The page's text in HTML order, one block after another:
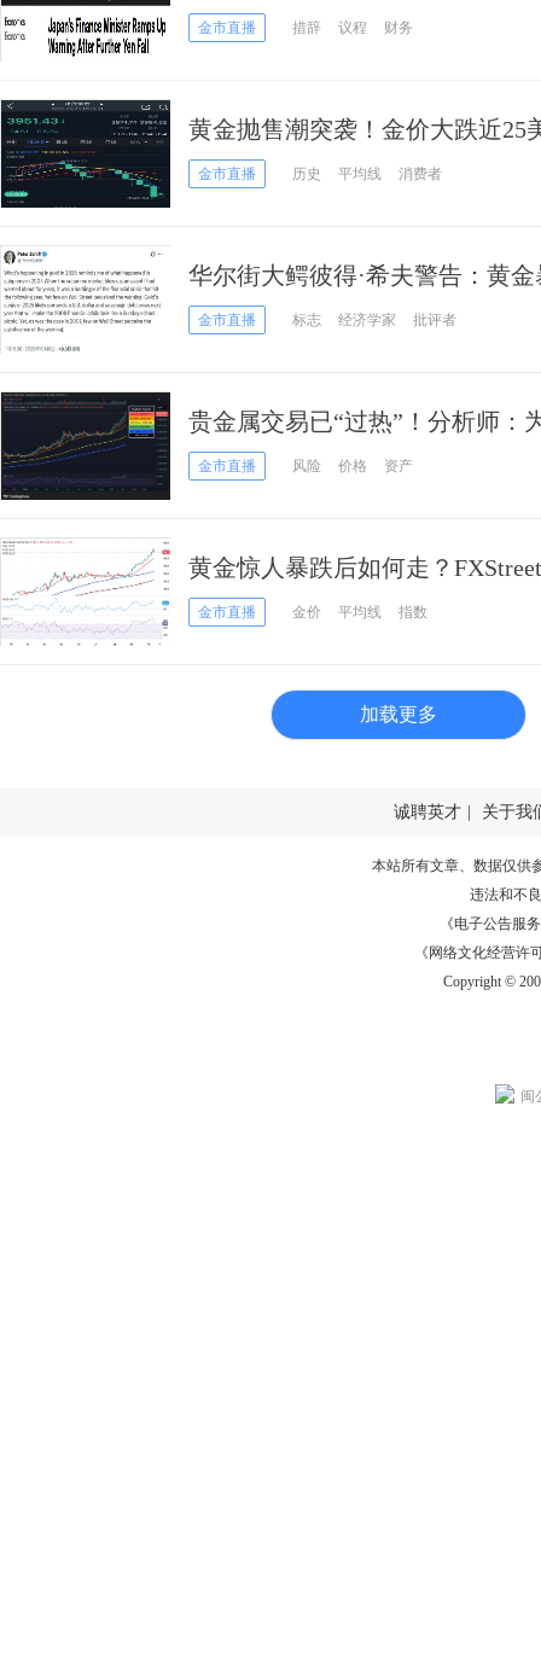
财务大臣发更强烈警告
金市直播 措辞 议程 财务
黄金抛售潮突袭！金价大跌近25
最新黄金技术分析
金市直播 历史 平均线 消费者
华尔街大鳄彼得·希夫警告：黄
难”
金市直播 标志 经济学家 批评者
贵金属交易已“过热”！分析师：
好准备吧
金市直播 风险 价格 资产
黄金惊人暴跌后如何走？
析 关注重要支撑和阻力
金市直播 金价 平均线 指数
加载更多
诚聘英才 关于我
本站所有文章、数据仅供
违法和不
《电子公告服务
《网络文化经营许
Copyright ©
闽